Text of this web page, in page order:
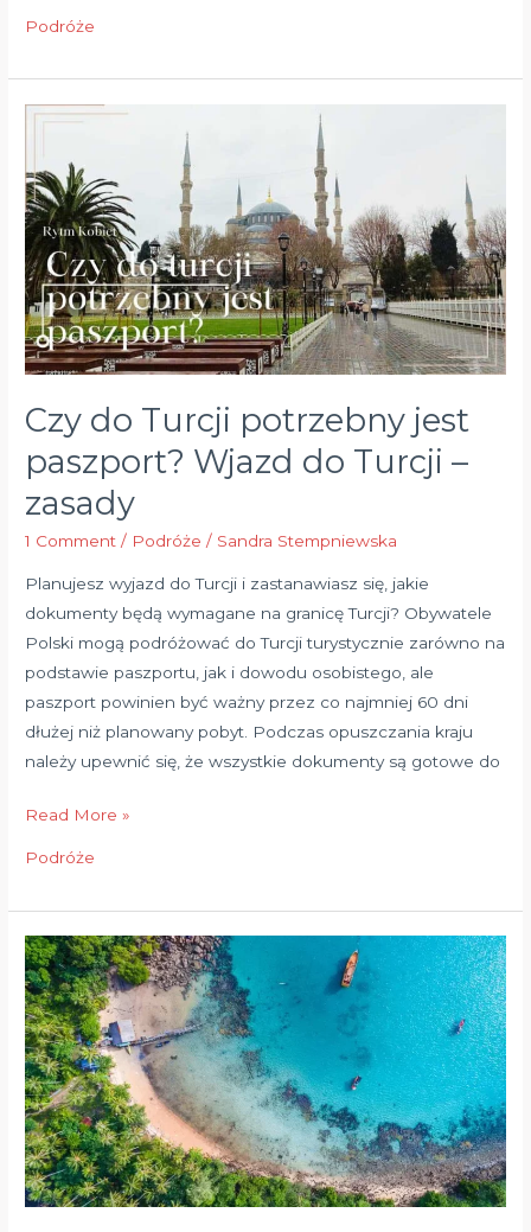
Podróże
Czy do Turcji potrzebny jest
paszport? Wjazd do Turcji –
zasady
1 Comment / Podróże / Sandra Stempniewska
Planujesz wyjazd do Turcji i zastanawiasz się, jakie
dokumenty będą wymagane na granicę Turcji? Obywatele
Polski mogą podróżować do Turcji turystycznie zarówno na
podstawie paszportu, jak i dowodu osobistego, ale
paszport powinien być ważny przez co najmniej 60 dni
dłużej niż planowany pobyt. Podczas opuszczania kraju
należy upewnić się, że wszystkie dokumenty są gotowe do
Czy
Turcji
potrzebny
jest
paszport?
Wjazd
do
Turcji
zasady
Read More »
Podróże
Zanzibar
–
pogoda,
kiedy
jechać,
atrakcje
i
last
minute!